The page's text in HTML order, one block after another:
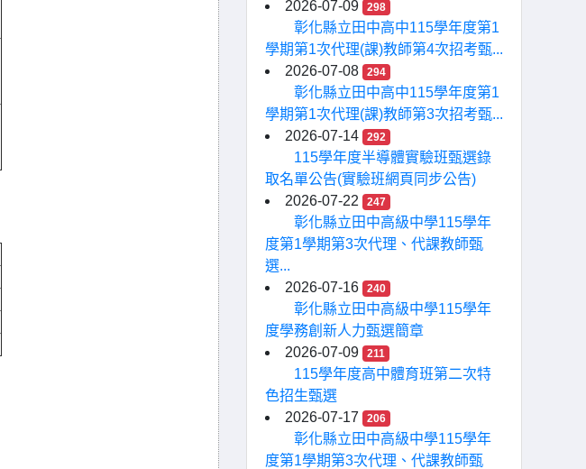
2026-07-09
298
彰化縣立田中高中115學年度第1
學期第1次代理(課)教師第4次招考甄...
2026-07-08
294
彰化縣立田中高中115學年度第1
學期第1次代理(課)教師第3次招考甄...
2026-07-14
292
115學年度半導體實驗班甄選錄
取名單公告(實驗班網頁同步公告)
2026-07-22
247
彰化縣立田中高級中學115學年
度第1學期第3次代理、代課教師甄
選...
2026-07-16
240
彰化縣立田中高級中學115學年
度學務創新人力甄選簡章
2026-07-09
211
115學年度高中體育班第二次特
色招生甄選
2026-07-17
206
彰化縣立田中高級中學115學年
度第1學期第3次代理、代課教師甄